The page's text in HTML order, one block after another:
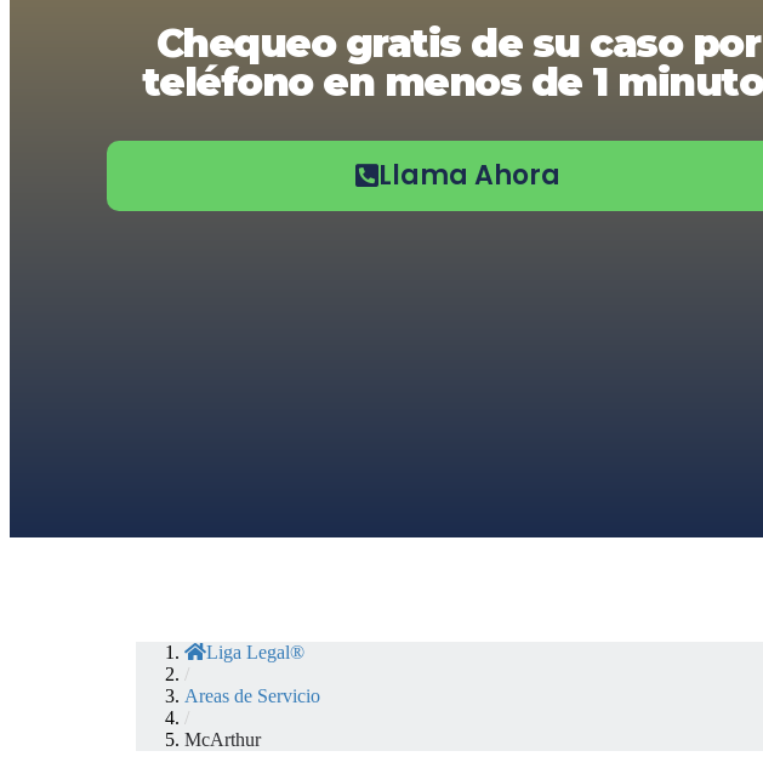
Chequeo gratis de su caso por
teléfono en menos de 1
Llama Ahora
Liga Legal®
/
Areas de Servicio
/
McArthur